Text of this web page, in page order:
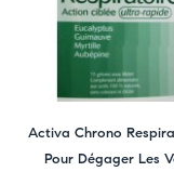
Activa Chrono
Pour Dégager Les